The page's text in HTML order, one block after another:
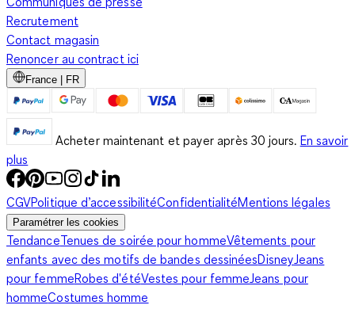
Recrutement
Contact magasin
Renoncer au contract ici
France | FR
Acheter maintenant et payer après 30 jours. En savoir
plus
CGVPolitique d’accessibilitéConfidentialitéMentions légales
Paramétrer les cookies
TendanceTenues de soirée pour hommeVêtements pour
enfants avec des motifs de bandes dessinéesDisneyJeans
pour femmeRobes d'étéVestes pour femmeJeans pour
hommeCostumes homme